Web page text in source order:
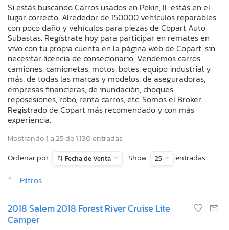
Si estás buscando Carros usados en Pekin, IL estás en el
lugar correcto. Alrededor de 150000 vehículos reparables
con poco daño y vehículos para piezas de Copart Auto
Subastas. Regístrate hoy para participar en remates en
vivo con tu propia cuenta en la página web de Copart, sin
necesitar licencia de consecionario. Vendemos carros,
camiones, camionetas, motos, botes, equipo industrial y
más, de todas las marcas y modelos, de aseguradoras,
empresas financieras, de inundación, choques,
reposesiones, robo, renta carros, etc. Somos el Broker
Registrado de Copart más recomendado y con más
experiencia.
Mostrando 1 a 25 de 1,130 entradas
Ordenar por
Fecha de Venta Show 25 entradas
Filtros
2018 Salem 2018 Forest River Cruise Lite
Camper